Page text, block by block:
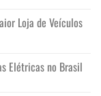
Loja de Veículos
Elétricas no Brasil